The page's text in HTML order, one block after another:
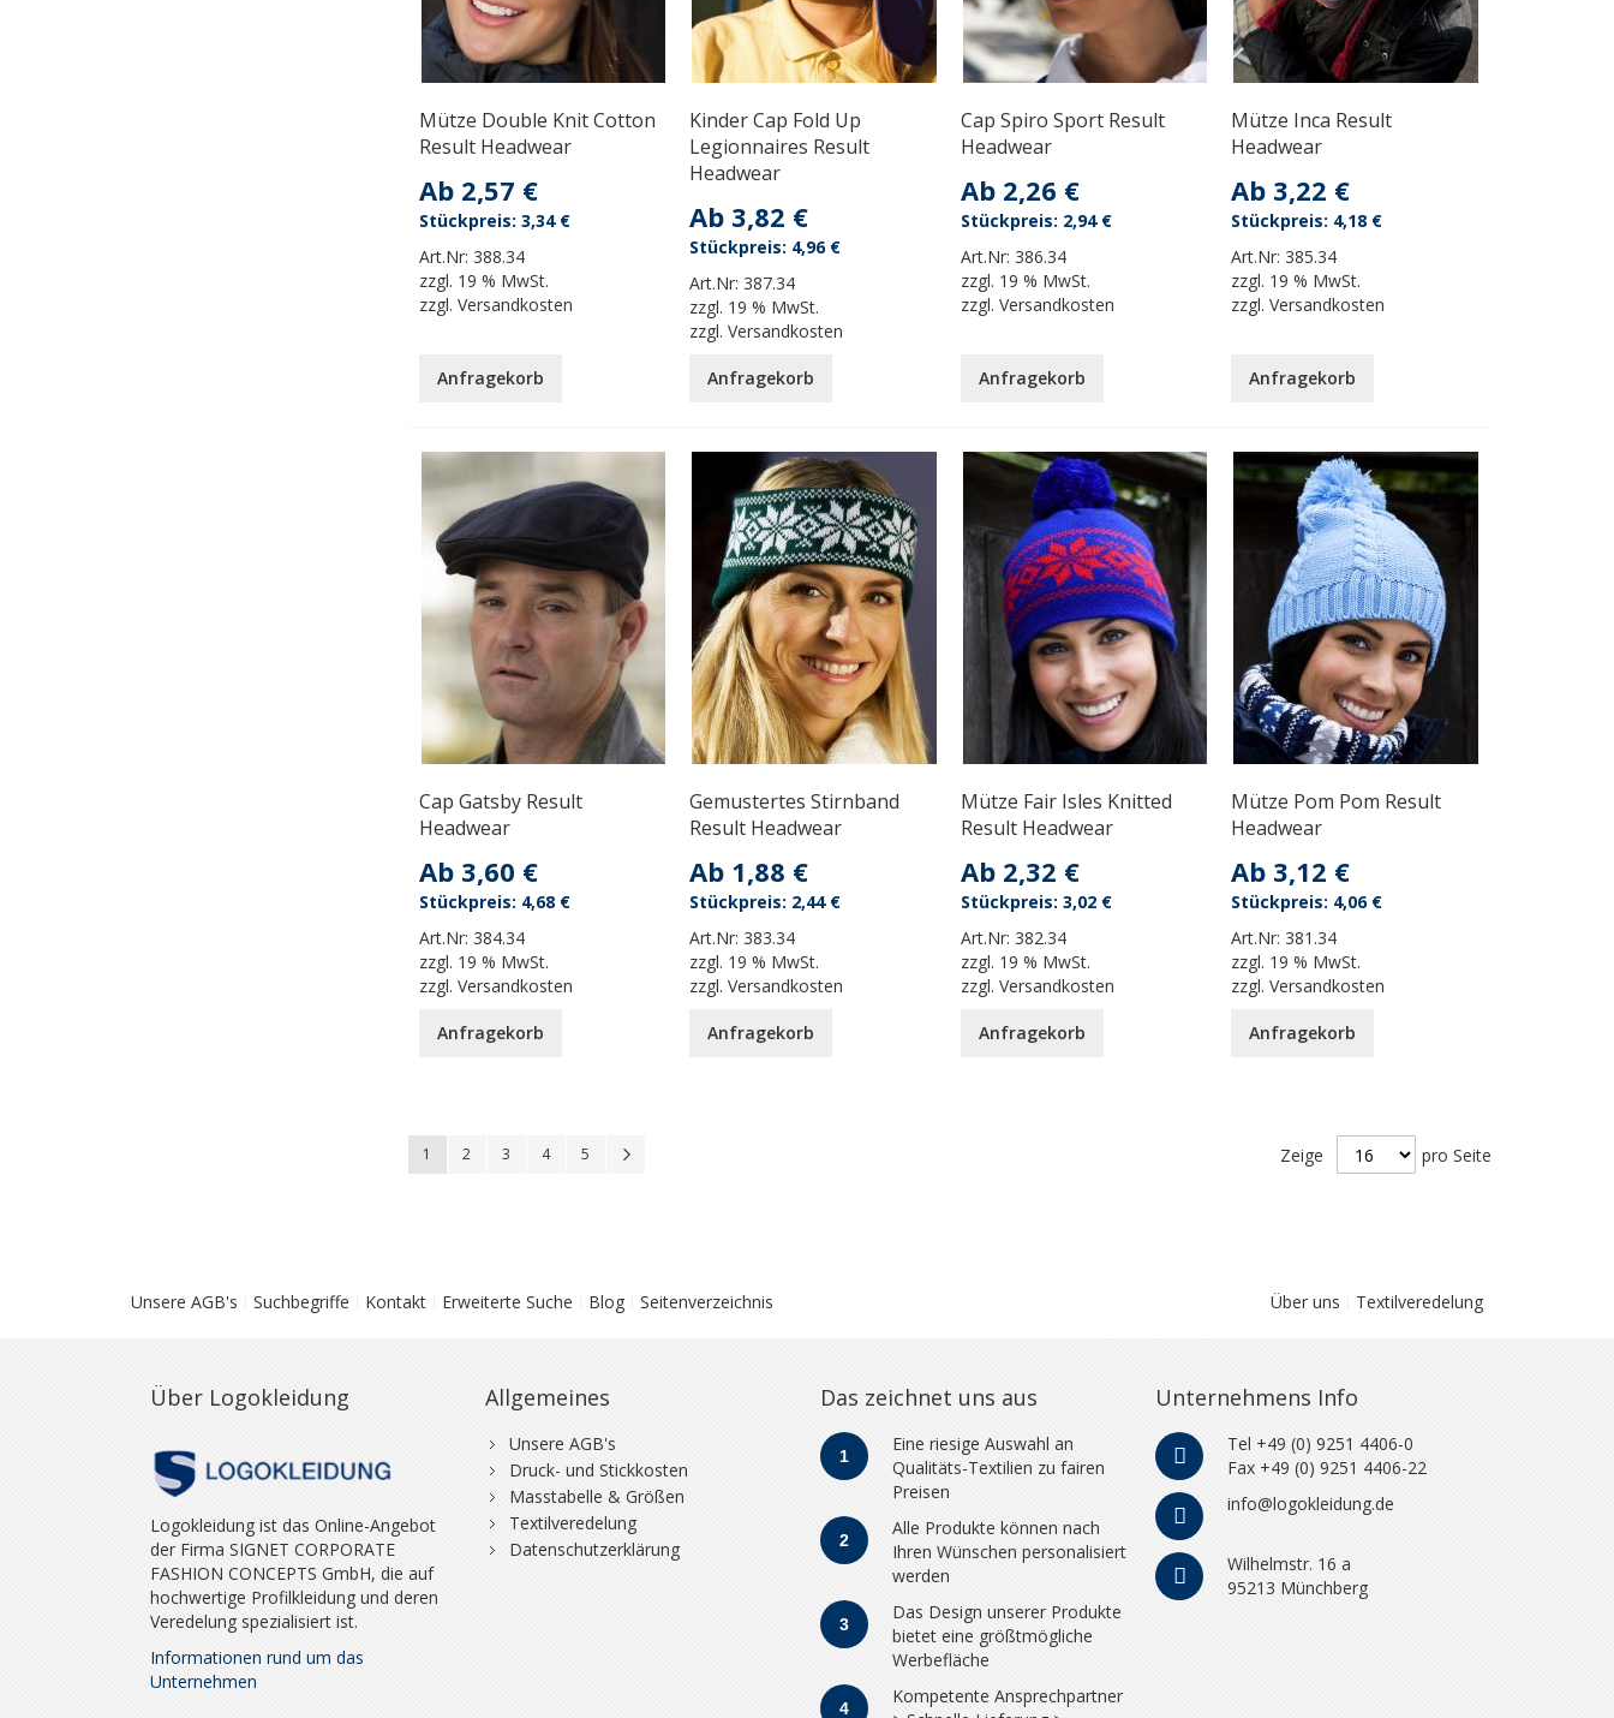
Mütze Double Knit Cotton
Result Headwear
Ab 2,57 €
Art.Nr: 388.34
zzgl. 19 % MwSt.
zzgl. Versandkosten
3,34 €
Anfragekorb
Kinder Cap Fold Up
Legionnaires Result
Headwear
Ab 3,82 €
Art.Nr: 387.34
zzgl. 19 % MwSt.
zzgl.Versandkosten
4,96 €
Anfragekorb
Cap Spiro Sport Result
Headwear
Ab 2,26 €
Art.Nr: 386.34
zzgl. 19 % MwSt.
zzgl. Versandkosten
2,94 €
Anfragekorb
Mütze Inca Result
Headwear
Ab 3,22 €
Art.Nr: 385.34
zzgl. 19 % MwSt.
zzgl.Versandkosten
4,18 €
Anfragekorb
Cap Gatsby Result
Headwear
Ab 3,60 €
Art.Nr: 384.34
zzgl. 19 % MwSt.
zzgl. Versandkosten
4,68 €
Anfragekorb
Gemustertes Stirnband
Result Headwear
Ab 1,88 €
Art.Nr: 383.34
zzgl. 19 % MwSt.
zzgl.Versandkosten
2,44 €
Anfragekorb
Mütze Fair Isles Knitted
Result Headwear
Ab 2,32 €
Art.Nr: 382.34
zzgl. 19 % MwSt.
zzgl. Versandkosten
3,02 €
Anfragekorb
Mütze Pom Pom Result
Headwear
Ab 3,12 €
Art.Nr: 381.34
zzgl. 19 % MwSt.
zzgl.Versandkosten
4,06 €
Anfragekorb
Seite
You're currently reading page
1 Seite
2 Seite
3 Seite
4 Seite
5 Zeige pro Seite
Unsere AGB's Suchbegriffe Kontakt Erweiterte Suche Blog Seitenverzeichnis Über uns Textilveredelung
Über Logokleidung
Logokleidung ist das Online-Angebot
der Firma SIGNET CORPORATE
FASHION CONCEPTS GmbH, die auf
hochwertige Profilkleidung und deren
Veredelung spezialisiert ist.
Informationen rund um das
Unternehmen
Allgemeines
Unsere AGB's
Druck- und Stickkosten
Masstabelle & Größen
Textilveredelung
Datenschutzerklärung
Das zeichnet uns aus
1
Eine riesige Auswahl an
Qualitäts-Textilien zu fairen
Preisen
2
Alle Produkte können nach
Ihren Wünschen personalisiert
werden
3
Das Design unserer Produkte
bietet eine größtmögliche
Werbefläche
4
Kompetente Ansprechpartner
Unternehmens Info
Tel +49 (0) 9251 4406-0
Fax +49 (0) 9251 4406-22
info@logokleidung.de
Wilhelmstr. 16 a
95213 Münchberg